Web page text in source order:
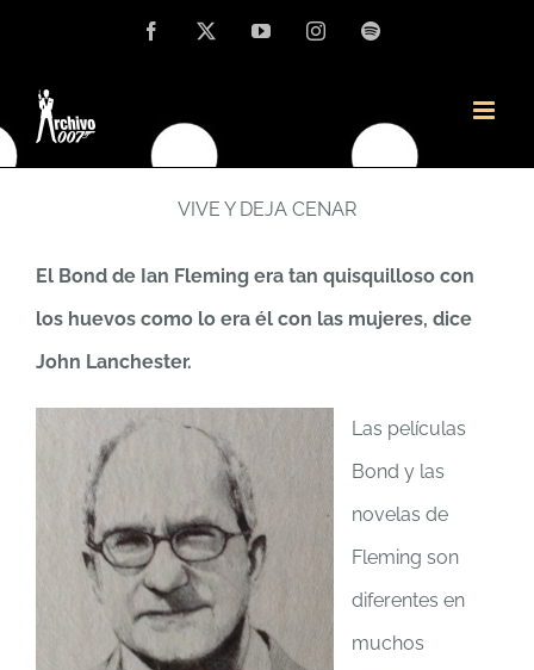
contenido
Facebook YouTubeInstagramSpotify
let dine» de John Lanchester publicado en la
revista Esquire
VIVE Y DEJA CENAR
El Bond de Ian Fleming era tan quisquilloso con
los huevos como lo era él con las mujeres, dice
John Lanchester.
Las películas
Bond y las
novelas de
Fleming son
diferentes en
muchos